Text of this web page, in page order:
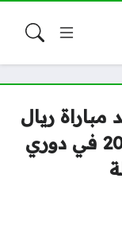
ريال
مدريد ومانشستر سيتي 2025 في دوري